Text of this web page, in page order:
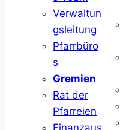
Verwaltun
gsleitung
Pfarrbüro
s
Gremien
Rat der
Pfarreien
Finanzaus